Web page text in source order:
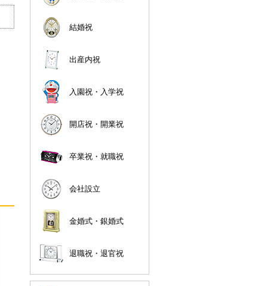
結婚祝
出産内祝
入園祝・入学祝
開店祝・開業祝
卒業祝・就職祝
会社設立
金婚式・銀婚式
退職祝・退官祝